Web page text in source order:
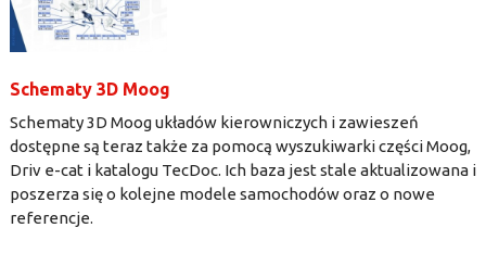
Schematy 3D Moog
Schematy 3D Moog układów kierowniczych i zawieszeń
dostępne są teraz także za pomocą wyszukiwarki części Moog,
Driv e-cat i katalogu TecDoc. Ich baza jest stale aktualizowana i
poszerza się o kolejne modele samochodów oraz o nowe
referencje.